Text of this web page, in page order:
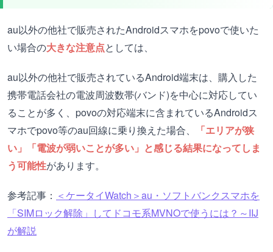
au以外の他社で販売されたAndroidスマホをpovoで使いた
い場合の大きな注意点としては、
au以外の他社で販売されているAndroid端末は、購入した
携帯電話会社の電波周波数帯(バンド)を中心に対応してい
ることが多く、povoの対応端末に含まれているAndroidス
マホでpovo等のau回線に乗り換えた場合、
「エリアが狭
い」「電波が弱いことが多い」と感じる結果になってしま
う可能性があります。
参考記事： ＜ケータイWatch＞au・ソフトバンクスマホを
「SIMロック解除」してドコモ系MVNOで使うには？～IIJ
が解説